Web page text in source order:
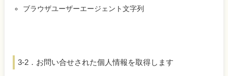
ブラウザユーザーエージェント文字列
3-2．お問い合せされた個人情報を取得します